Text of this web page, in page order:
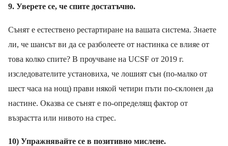
9. Уверете се, че спите достатъчно.
Сънят е естествено рестартиране на вашата система. Знаете
ли, че шансът ви да се разболеете от настинка се влияе от
това колко спите? В проучване на UCSF от 2019 г.
изследователите установиха, че лошият сън (по-малко от
шест часа на нощ) прави някой четири пъти по-склонен да
настине. Оказва се сънят е по-определящ фактор от
възрастта или нивото на стрес.
10) Упражнявайте се в позитивно мислене.